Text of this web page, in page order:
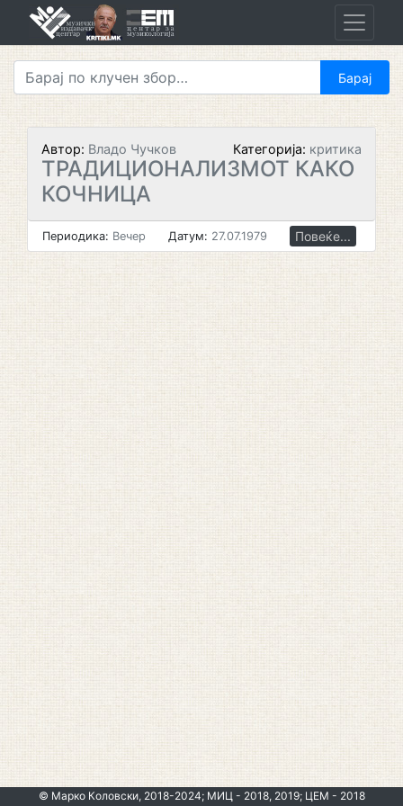
Автор: Владо Чучков Категорија: критика
ТРАДИЦИОНАЛИЗМОТ КАКО
КОЧНИЦА
Периодика: Вечер Датум: 27.07.1979 Повеќе...
© Марко Коловски, 2018-2024; МИЦ - 2018, 2019; ЦЕМ - 2018